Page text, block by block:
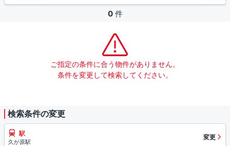
0 件
ご指定の条件に合う物件がありません。
条件を変更して検索してください。
検索条件の変更
駅
久が原駅
変更